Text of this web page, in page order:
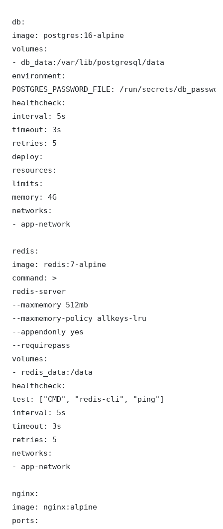
db:
image: postgres:16-alpine
volumes:
- db_data:/var/lib/postgresql/data
environment:
POSTGRES_PASSWORD_FILE: /run/secrets/
healthcheck:
interval: 5s
timeout: 3s
retries: 5
deploy:
resources:
limits:
memory: 4G
networks:
- app-network
redis:
image: redis:7-alpine
command: >
redis-server
--maxmemory 512mb
--maxmemory-policy allkeys-lru
--appendonly yes
--requirepass
volumes:
- redis_data:/data
healthcheck:
test: ["CMD", "redis-cli", "ping"]
interval: 5s
timeout: 3s
retries: 5
networks:
- app-network
nginx:
image: nginx:alpine
ports: